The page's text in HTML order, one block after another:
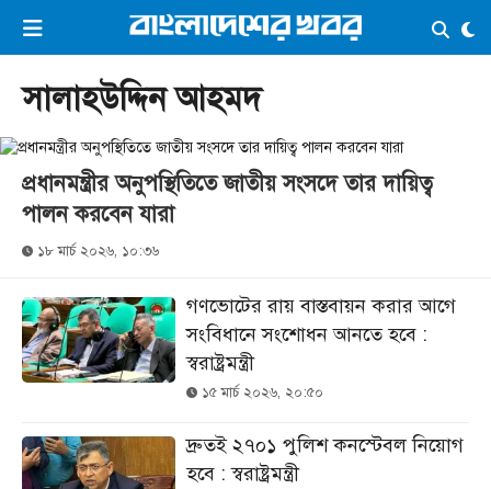
ভিডিও ই-পেপার লগইন ×
প্রচ্ছদ
সর্বশেষ
সব বিভাগ
আর্কাইভ
কনভার্টার
সালাহউদ্দিন আহমদ
প্রধানমন্ত্রীর অনুপস্থিতিতে জাতীয় সংসদে তার দায়িত্ব
পালন করবেন যারা
১৮ মার্চ ২০২৬, ১০:৩৬
গণভোটের রায় বাস্তবায়ন করার আগে
সংবিধানে সংশোধন আনতে হবে :
স্বরাষ্ট্রমন্ত্রী
১৫ মার্চ ২০২৬, ২০:৫০
দ্রুতই ২৭০১ পুলিশ কনস্টেবল নিয়োগ
হবে : স্বরাষ্ট্রমন্ত্রী